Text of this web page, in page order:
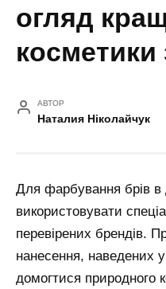
огляд
АВТОР
Наталия Ніколайчук
Для фарбування брів
використовувати
перевірених брендів.
нанесення, наведених
домогтися природного